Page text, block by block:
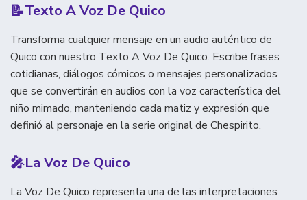
📝Texto A Voz De Quico
Transforma cualquier mensaje en un audio auténtico de
Quico con nuestro Texto A Voz De Quico. Escribe frases
cotidianas, diálogos cómicos o mensajes personalizados
que se convertirán en audios con la voz característica del
niño mimado, manteniendo cada matiz y expresión que
definió al personaje en la serie original de Chespirito.
🎤La Voz De Quico
La Voz De Quico representa una de las interpretaciones